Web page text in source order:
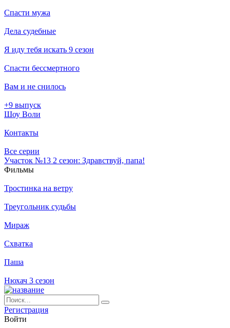
Спасти мужа
Дела судебные
Я иду тебя искать 9 сезон
Спасти бессмертного
Вам и не снилось
+9 выпуск
Шоу Воли
Контакты
Все серии
Участок №13 2 сезон: Здравствуй, папа!
Филь­мы
Тростинка на ветру
Треугольник судьбы
Мираж
Схватка
Паша
Нюхач 3 сезон
Ре­ги­ст­ра­ция
Вой­ти